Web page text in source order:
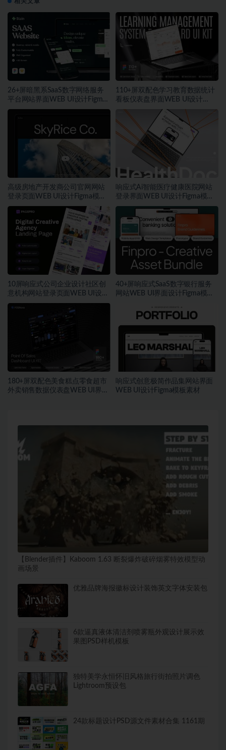
26+屏暗黑系SaaS数字网络服务
平台网站界面WEB UI设计Figma
模板素材
110+屏双配色学习教育数据统计
看板仪表盘界面WEB UI设计
Figma模板套件
高级房地产开发商公司官网网站
登录页面WEB UI设计Figma模板
素材
响应式Ai智能医疗健康医院网站
登录界面WEB UI设计Figma模板
素材
10屏响应式公司企业设计社区创
意机构网站登录页面WEB UI设计
Figma模板素材
40+屏响应式SaaS数字银行服务
网站WEB UI界面设计Figma模板
180+屏双配色美食糕点零食超市
外卖销售数据仪表盘WEB UI界面
响应式创意极简作品集网站界面
WEB UI设计Figma模板素材
【Blender插件】Kaboom 1.63 断裂爆炸破碎烟雾特效模型动
画场景
优雅品牌海报徽标设计装饰英文字体安装包
6款逼真液体清洁剂喷雾瓶外观设计展示效
果图PSD样机模板
独特美学永恒怀旧风格旅行街拍照片调色
Lightroom预设包
24款标题设计PSD源文件素材合集 1161期